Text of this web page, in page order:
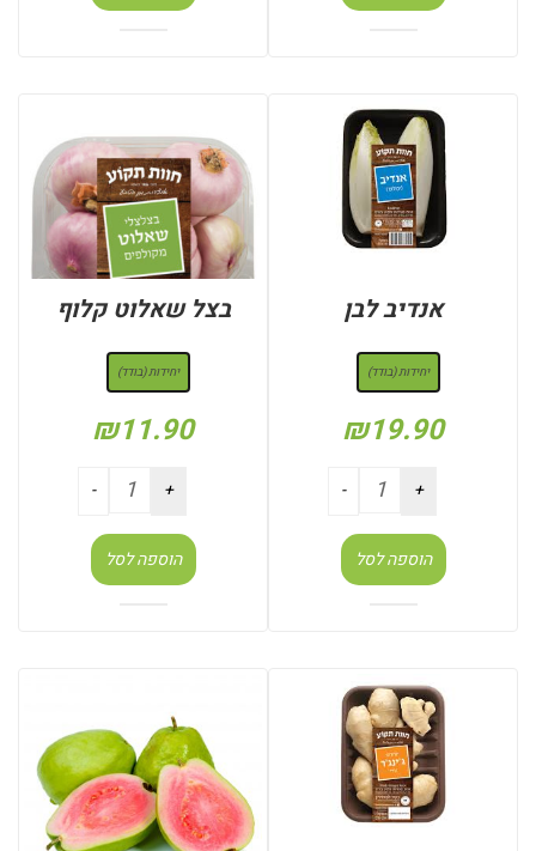
אנדיב לבן
יחידות (בודד)
₪19.90
הוספה לסל
בצל שאלוט קלוף
יחידות (בודד)
₪11.90
הוספה לסל